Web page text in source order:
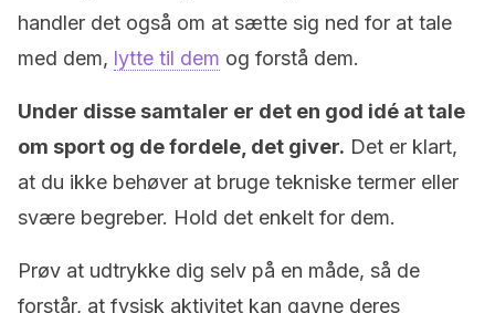
handler det også om at sætte sig ned for at tale
med dem, lytte til dem og forstå dem.
Under disse samtaler er det en god idé at tale
om sport og de fordele, det giver. Det er klart,
at du ikke behøver at bruge tekniske termer eller
svære begreber. Hold det enkelt for dem.
Prøv at udtrykke dig selv på en måde, så de
forstår, at fysisk aktivitet kan gavne deres